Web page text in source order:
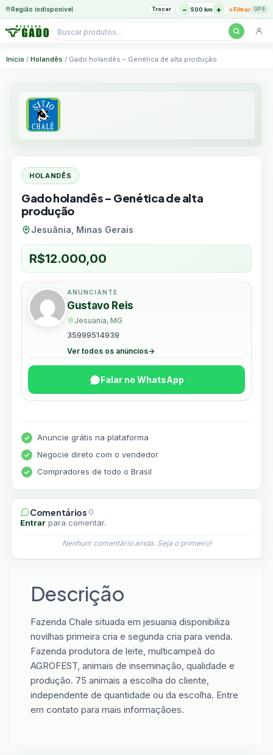
Região indisponível Trocar − 500 km + →Filtrar GPS
Pesquisar
para
Início / Holandês / Gado holandês – Genética de alta produção
HOLANDÊS
Gado holandês – Genética de alta
produção
Jesuânia, Minas Gerais
R$12.000,00
ANUNCIANTE
Gustavo Reis
Jesuania, MG
35999514939
Ver todos os anúncios→
Falar no WhatsApp
Anuncie grátis na plataforma
Negocie direto com o vendedor
Compradores de todo o Brasil
Comentários 0
Entrarpara comentar.
Nenhum comentário ainda. Seja o primeiro!
Descrição
Fazenda Chale situada em jesuania disponibiliza
novilhas primeira cria e segunda cria para venda.
Fazenda produtora de leite, multicampeã do
AGROFEST, animais de inseminação, qualidade e
produção. 75 animais a escolha do cliente,
independente de quantidade ou da escolha. Entre
em contato para mais informaçãoes.